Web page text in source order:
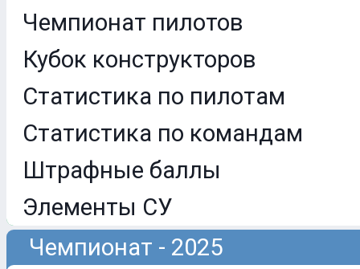
Чемпионат пилотов
Кубок конструкторов
Статистика по пилотам
Статистика по командам
Штрафные баллы
Элементы СУ
Чемпионат - 2025